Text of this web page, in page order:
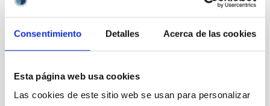
Consentimiento Detalles Acerca de las cookies
Esta página web usa cookies
Las cookies de este sitio web se usan para personalizar
Miss
University
of La